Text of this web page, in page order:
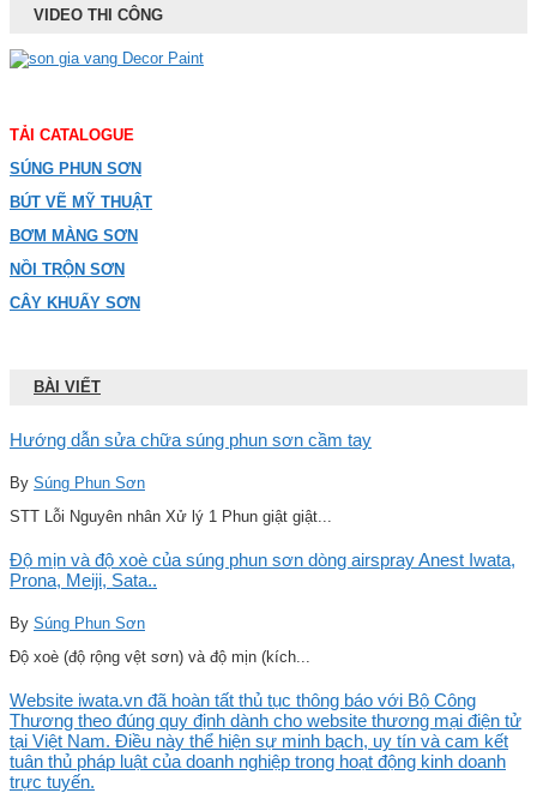
VIDEO THI CÔNG
TẢI CATALOGUE
SÚNG PHUN SƠN
BÚT VẼ MỸ THUẬT
BƠM MÀNG SƠN
NỒI TRỘN SƠN
CÂY KHUẤY SƠN
BÀI VIẾT
Hướng dẫn sửa chữa súng phun sơn cầm tay
By Súng Phun Sơn
STT Lỗi Nguyên nhân Xử lý 1 Phun giật giật...
Độ mịn và độ xoè của súng phun sơn dòng airspray Anest Iwata,
Prona, Meiji, Sata..
By Súng Phun Sơn
Độ xoè (độ rộng vệt sơn) và độ mịn (kích...
Website iwata.vn đã hoàn tất thủ tục thông báo với Bộ Công
Thương theo đúng quy định dành cho website thương mại điện tử
tại Việt Nam. Điều này thể hiện sự minh bạch, uy tín và cam kết
tuân thủ pháp luật của doanh nghiệp trong hoạt động kinh doanh
trực tuyến.